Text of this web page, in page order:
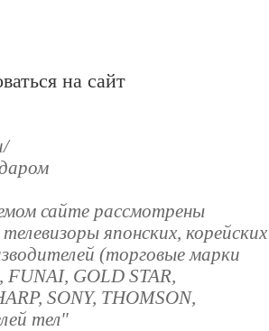
на сайт
сайте рассмотрены
японских, корейских
(торговые марки
GOLD STAR,
SONY, THOMSON,
тел"